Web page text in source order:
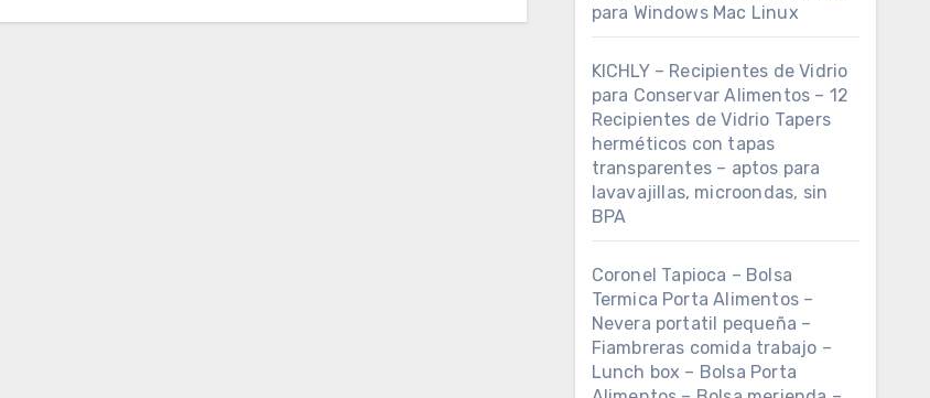
para Windows Mac Linux
KICHLY – Recipientes de Vidrio
para Conservar Alimentos – 12
Recipientes de Vidrio Tapers
herméticos con tapas
transparentes – aptos para
lavavajillas, microondas, sin
BPA
Coronel Tapioca – Bolsa
Termica Porta Alimentos –
Nevera portatil pequeña –
Fiambreras comida trabajo –
Lunch box – Bolsa Porta